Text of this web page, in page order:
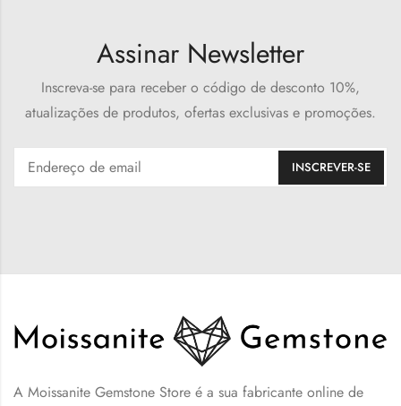
Assinar Newsletter
Inscreva-se para receber o código de desconto 10%,
atualizações de produtos, ofertas exclusivas e promoções.
A Moissanite Gemstone Store é a sua fabricante online de